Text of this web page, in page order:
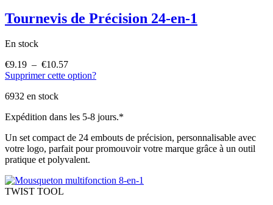
Tournevis de Précision 24-en-1
En stock
€9.19 – €10.57
de
€10.57
Supprimer cette option?
6932 en stock
Expédition dans les 5-8 jours.*
Un set compact de 24 embouts de précision, personnalisable avec
votre logo, parfait pour promouvoir votre marque grâce à un outil
pratique et polyvalent.
TWIST TOOL